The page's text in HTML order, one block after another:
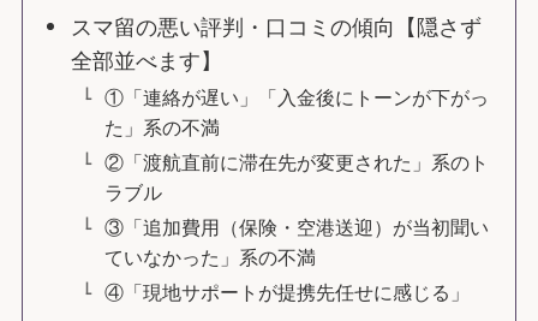
スマ留の悪い評判・口コミの傾向【隠さず
全部並べます】
①「連絡が遅い」「入金後にトーンが下がっ
た」系の不満
②「渡航直前に滞在先が変更された」系のト
ラブル
③「追加費用（保険・空港送迎）が当初聞い
ていなかった」系の不満
④「現地サポートが提携先任せに感じる」